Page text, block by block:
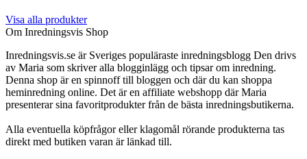
Visa alla produkter
Om Inredningsvis Shop
Inredningsvis.se är Sveriges populäraste inredningsblogg Den drivs
av Maria som skriver alla blogginlägg och tipsar om inredning.
Denna shop är en spinnoff till bloggen och där du kan shoppa
heminredning online. Det är en affiliate webshopp där Maria
presenterar sina favoritprodukter från de bästa inredningsbutikerna.
Alla eventuella köpfrågor eller klagomål rörande produkterna tas
direkt med butiken varan är länkad till.